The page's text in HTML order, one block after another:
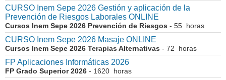
CURSO Inem Sepe 2026 Gestión y aplicación de la
Prevención de Riesgos Laborales ONLINE
Cursos Inem Sepe 2026 Prevención de Riesgos - 55 horas
CURSO Inem Sepe 2026 Masaje ONLINE
Cursos Inem Sepe 2026 Terapias Alternativas - 72 horas
FP Aplicaciones Informáticas 2026
FP Grado Superior 2026 - 1620 horas